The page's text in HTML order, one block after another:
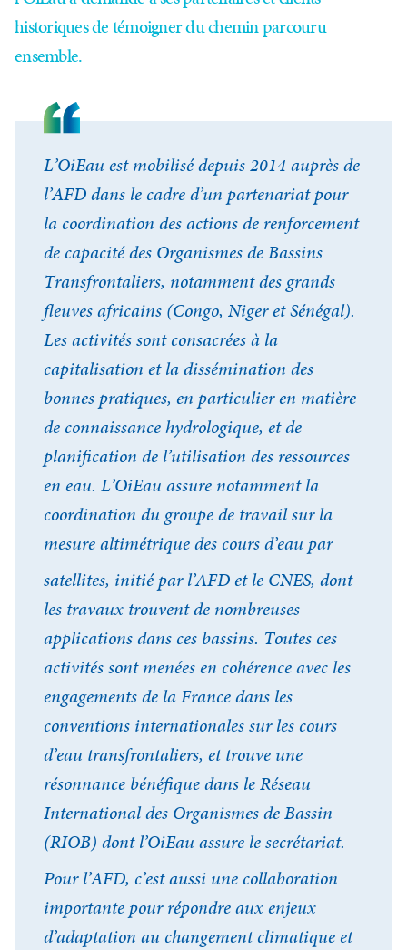
historiques de témoigner du chemin parcouru
ensemble.
L’OiEau est mobilisé depuis 2014 auprès de
l’AFD dans le cadre d’un partenariat pour
la coordination des actions de renforcement
de capacité des Organismes de Bassins
Transfrontaliers, notamment des grands
fleuves africains (Congo, Niger et Sénégal).
Les activités sont consacrées à la
capitalisation et la dissémination des
bonnes pratiques, en particulier en matière
de connaissance hydrologique, et de
planification de l’utilisation des ressources
en eau. L’OiEau assure notamment la
coordination du groupe de travail sur la
mesure altimétrique des cours d’eau par
satellites, initié par l’AFD et le CNES, dont
les travaux trouvent de nombreuses
applications dans ces bassins. Toutes ces
activités sont menées en cohérence avec les
engagements de la France dans les
conventions internationales sur les cours
d’eau transfrontaliers, et trouve une
résonnance bénéfique dans le Réseau
International des Organismes de Bassin
(RIOB) dont l’OiEau assure le secrétariat.
Pour l’AFD, c’est aussi une collaboration
importante pour répondre aux enjeux
d’adaptation au changement climatique et